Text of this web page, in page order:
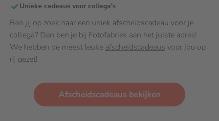
Unieke cadeaus voor collega's
Ben jij op zoek naar een uniek afscheidscadeau voor je
collega? Dan ben je bij Fotofabriek aan het juiste adres!
We hebben de meest leuke afscheidscadeaus voor jou op
rij gezet!
Afscheidscadeaus bekijken